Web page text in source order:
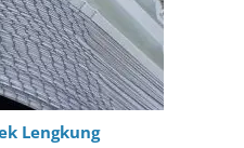
Lengkung